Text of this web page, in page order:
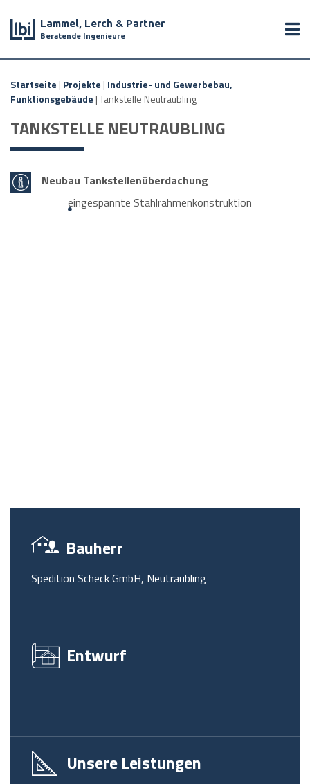
Lammel, Lerch & Partner
Beratende Ingenieure
Startseite | Projekte | Industrie- und Gewerbebau,
Funktionsgebäude |Tankstelle Neutraubling
TANKSTELLE NEUTRAUBLING
Neubau Tankstellenüberdachung
eingespannte Stahlrahmenkonstruktion
Bauherr
Spedition Scheck GmbH, Neutraubling
Entwurf
Unsere Leistungen